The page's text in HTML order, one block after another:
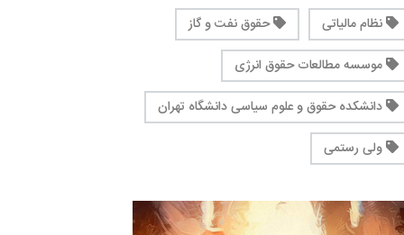
نظام مالیاتی
حقوق نفت و گاز
موسسه مطالعات حقوق انرژی
دانشکده حقوق و علوم سیاسی دانشگاه تهران
ولی رستمی